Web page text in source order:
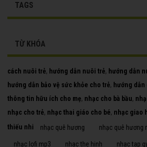
TAGS
TỪ KHÓA
cách nuôi trẻ, hướng dẫn nuôi trẻ, hướng dẫn
hướng dẫn bảo vệ sức khỏe cho trẻ, hướng
thông tin hữu ích cho mẹ, nhạc cho bà bầu,
nhạc cho trẻ, nhạc thai giáo cho bé, nhạc giao
thiếu nhi
nhạc quê hương nhạc quê hương
nhạc lofi mp3 nhac the hinh nhac tap